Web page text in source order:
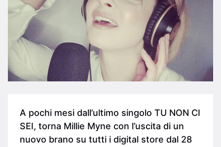
A pochi mesi dall’ultimo singolo TU NON CI
SEI, torna Millie Myne con l’uscita di un
nuovo brano su tutti i digital store dal 28